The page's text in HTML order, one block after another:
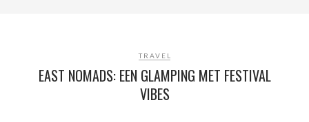
TRAVEL
EAST NOMADS: EEN GLAMPING MET FESTIVAL
VIBES